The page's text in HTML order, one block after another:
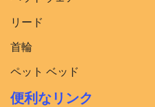
リード
首輪
ペット ベッド
便利なリンク